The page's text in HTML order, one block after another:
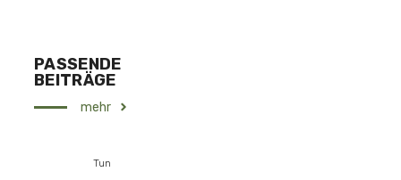
PASSENDE
BEITRÄGE
mehr
Tun